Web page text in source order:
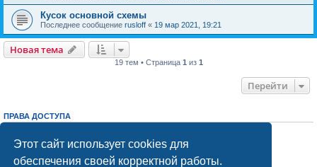
Этот сайт использует cookies для
обеспечения своей корректной работы.
Кусок основной схемы
Последнее сообщение rusloff « 19 мар 2021, 19:21
Новая тема
19 тем • Страница 1 из 1
Перейти
ПРАВА ДОСТУПА
Выне можетеотвечать на сообщения
Выне можетередактировать свои сообщения
Выне можетеудалять свои сообщения